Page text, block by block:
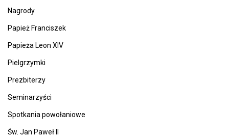
Nagrody
Papież Franciszek
Papieża Leon XIV
Pielgrzymki
Prezbiterzy
Seminarzyści
Spotkania powołaniowe
Św. Jan Paweł II